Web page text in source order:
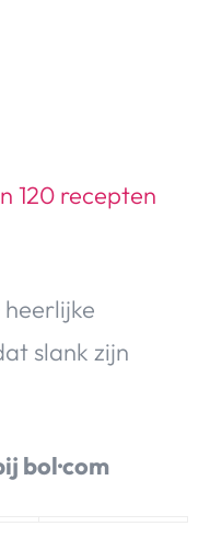
120 recepten
heerlijke
slank zijn
bol·com